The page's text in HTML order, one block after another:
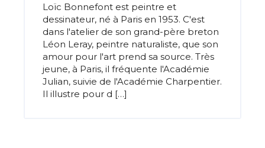
Loïc Bonnefont est peintre et
dessinateur, né à Paris en 1953. C'est
dans l'atelier de son grand-père breton
Léon Leray, peintre naturaliste, que son
amour pour l'art prend sa source. Très
jeune, à Paris, il fréquente l'Académie
Julian, suivie de l'Académie Charpentier.
Il illustre pour d […]